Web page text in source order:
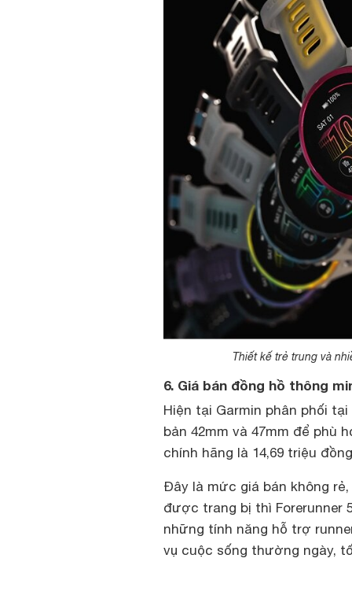
Thiết kế trẻ trung và
6. Giá bán đồng hồ thông
Hiện tại Garmin phân phối
bản 42mm và 47mm để phù
chính hãng là 14,69 triệu
Đây là mức giá bán không
được trang bị thì Forerunner
những tính năng hỗ trợ
vụ cuộc sống thường ngày,